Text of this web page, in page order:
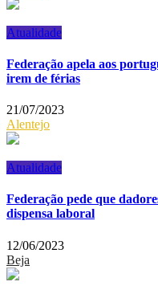
Atualidade
Federação apela aos
irem de férias
21/07/2023
Alentejo
Atualidade
Federação pede que
dispensa laboral
12/06/2023
Beja